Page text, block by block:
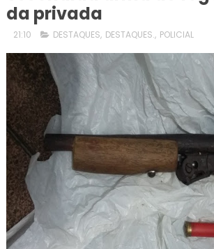
da privada
21:10 DESTAQUES, DESTAQUES., POLICIAL